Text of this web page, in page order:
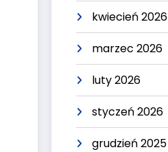
kwiecień 2026
marzec 2026
luty 2026
styczeń 2026
grudzień 2025